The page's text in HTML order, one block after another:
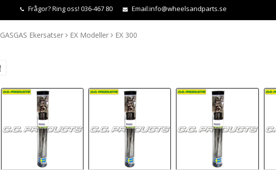
Frågor?Ring oss! 036-467 80 Email:info@wheelsandparts.se
GASGAS Ekersatser EX Modeller EX 300